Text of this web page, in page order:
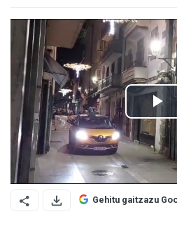
Gehitu gaitzazu